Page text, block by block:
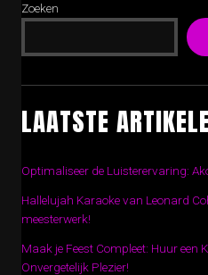
Zoeken
LAATSTE
Optimaliseer de Luisterervaring:
Hallelujah Karaoke van Leonard
meesterwerk!
Maak je Feest Compleet: Huur een
Onvergetelijk Plezier!